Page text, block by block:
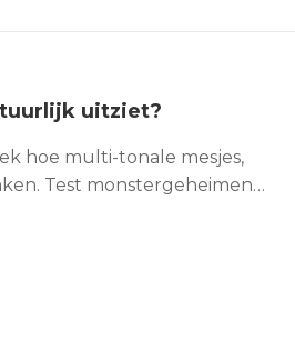
uitziet?
hoe multi-tonale mesjes,
Test monstergeheimen